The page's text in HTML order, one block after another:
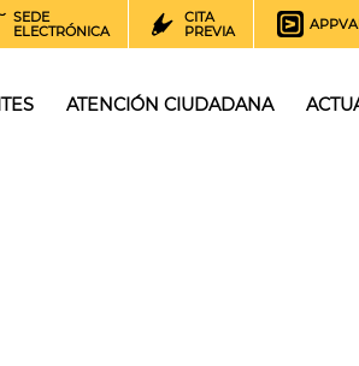
SEDE
ELECTRÓNICA
CITA
PREVIA
ATENCIÓN CIUDADANA